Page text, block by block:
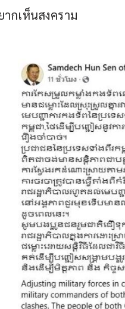
ากเห็นสงคราม